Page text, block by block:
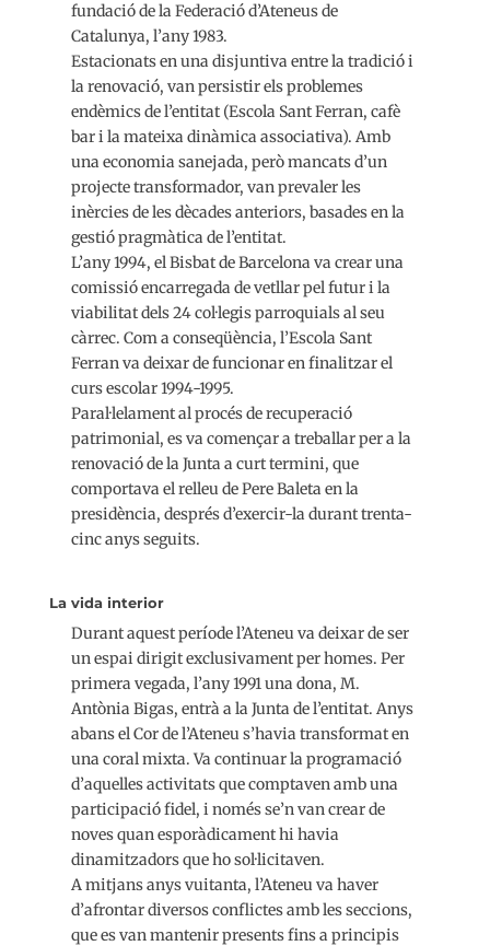
fundació de la Federació d’Ateneus de
Catalunya, l’any 1983.
Estacionats en una disjuntiva entre la tradició i
la renovació, van persistir els problemes
endèmics de l’entitat (Escola Sant Ferran, cafè
bar i la mateixa dinàmica associativa). Amb
una economia sanejada, però mancats d’un
projecte transformador, van prevaler les
inèrcies de les dècades anteriors, basades en la
gestió pragmàtica de l’entitat.
L’any 1994, el Bisbat de Barcelona va crear una
comissió encarregada de vetllar pel futur i la
viabilitat dels 24 col·legis parroquials al seu
càrrec. Com a conseqüència, l’Escola Sant
Ferran va deixar de funcionar en finalitzar el
curs escolar 1994-1995.
Paral·lelament al procés de recuperació
patrimonial, es va començar a treballar per a la
renovació de la Junta a curt termini, que
comportava el relleu de Pere Baleta en la
presidència, després d’exercir-la durant trenta-
cinc anys seguits.
La vida interior
Durant aquest període l’Ateneu va deixar de ser
un espai dirigit exclusivament per homes. Per
primera vegada, l’any 1991 una dona, M.
Antònia Bigas, entrà a la Junta de l’entitat. Anys
abans el Cor de l’Ateneu s’havia transformat en
una coral mixta. Va continuar la programació
d’aquelles activitats que comptaven amb una
participació fidel, i només se’n van crear de
noves quan esporàdicament hi havia
dinamitzadors que ho sol·licitaven.
A mitjans anys vuitanta, l’Ateneu va haver
d’afrontar diversos conflictes amb les seccions,
que es van mantenir presents fins a principis